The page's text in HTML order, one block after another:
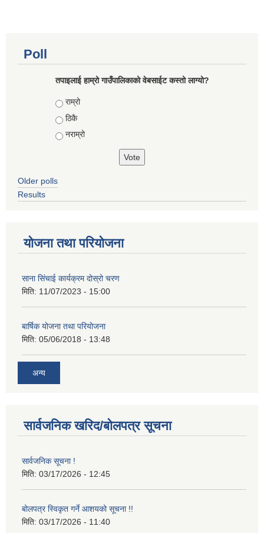
Poll
तपाइलाई हाम्रो गाउँपालिकाको वेबसाईट कस्तो लाग्यो?
Choices
राम्रो
ठिकै
नराम्रो
Older polls
Results
योजना तथा परियोजना
साना सिंचाई कार्यक्रम दोस्रो चरण
मिति: 11/07/2023 - 15:00
बार्षिक योजना तथा परियोजना
मिति: 05/06/2018 - 13:48
अन्य
सार्वजनिक खरिद/बोलपत्र सूचना
सार्वजनिक सूचना !
मिति: 03/17/2026 - 12:45
बोलपत्र स्विकृत गर्ने आशयको सूचना !!
मिति: 03/17/2026 - 11:40